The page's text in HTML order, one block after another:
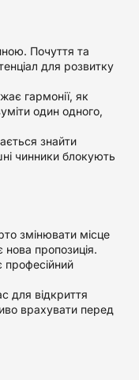
Почуття та
для розвитку
гармонії, як
один одного,
знайти
чинники блокують
змінювати місце
нова пропозиція.
для відкриття
врахувати перед